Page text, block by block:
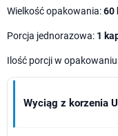
Wielkość opakowania:60
Porcja jednorazowa: 1
Ilość porcji w
Wyciąg z korzenia